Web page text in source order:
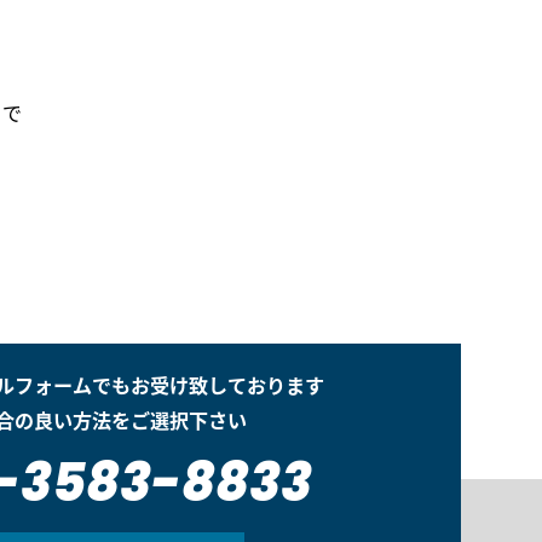
フォームでもお受け致しております
の良い方法をご選択下さい
3583-8833